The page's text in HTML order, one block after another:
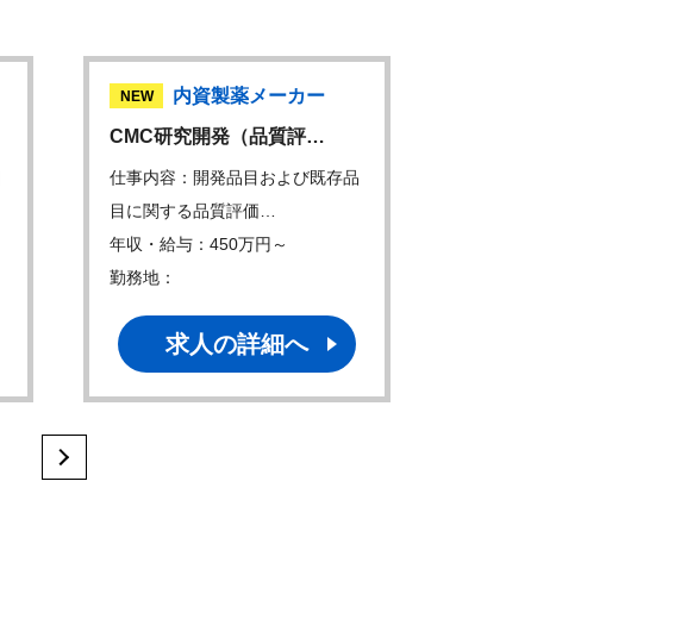
NEW
内資製薬メーカー
CMC研究開発（品質評…
仕事内容：開発品目および既存品
目に関する品質評価…
年収・給与：450万円～
勤務地：
求人の詳細へ